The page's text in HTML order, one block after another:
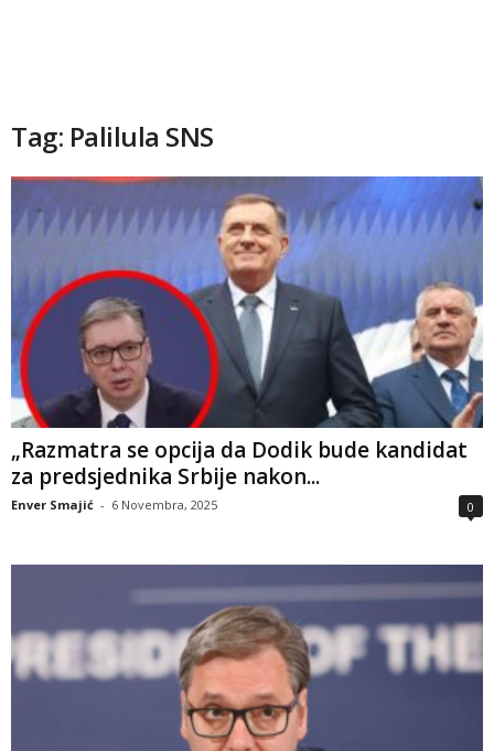
Tag: Palilula SNS
„Razmatra se opcija da Dodik bude kandidat
za predsjednika Srbije nakon...
Enver Smajić - 6 Novembra, 2025 0